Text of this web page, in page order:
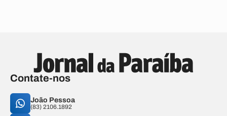
Contate-nos
João Pessoa
(83) 2106.1892